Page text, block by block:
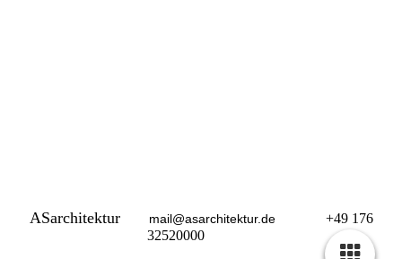
ASarchitektur mail@asarchitektur.de
+49 176
32520000